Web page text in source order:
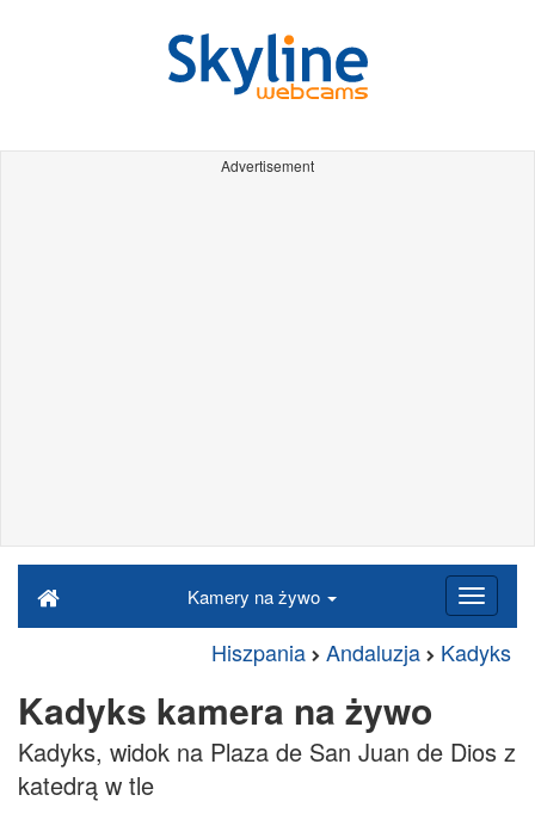
Advertisement
Kamery na żywo
Hiszpania Andaluzja Kadyks
Kadyks kamera na żywo
Kadyks, widok na Plaza de San Juan de Dios z
katedrą w tle